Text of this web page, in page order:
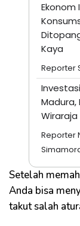
Ekonom
Kaya
Reporter
Madura,
Reporter
Setelah
Anda bisa
takut salah